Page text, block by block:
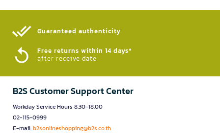
Guaranteed authenticity​
Free returns within 14 days*
after receive date
B2S Customer Support Center
Workday Service Hours 8.30-18.00
02-115-0999
E-mail:b2sonlineshopping@b2s.co.th